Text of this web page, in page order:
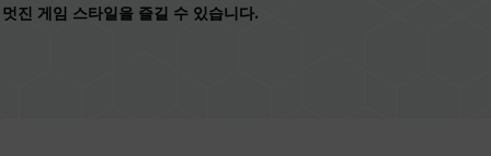
진 게임 스타일을 즐길 수 있습니다.